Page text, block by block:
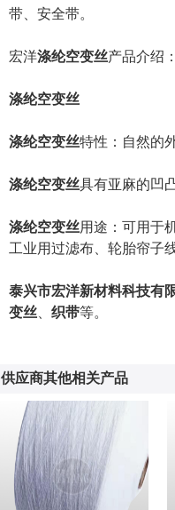
带、安全带。
宏洋涤纶空变丝产品介绍
涤纶空变丝
涤纶空变丝特性：自然的
涤纶空变丝具有亚麻的凹
涤纶空变丝用途：可用于
工业用过滤布、轮胎帘子
泰兴市宏洋新材料科技有
变丝、 织带等。
供应商其他相关产品